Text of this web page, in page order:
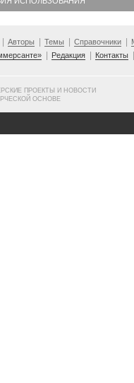
Авторы Темы Справочники
Редакция Контакты
ПРОЕКТЫ И НОВОСТИ
ОСНОВЕ